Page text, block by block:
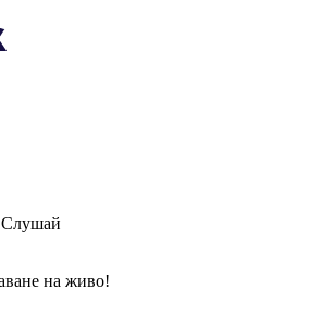
Слушай
на живо!